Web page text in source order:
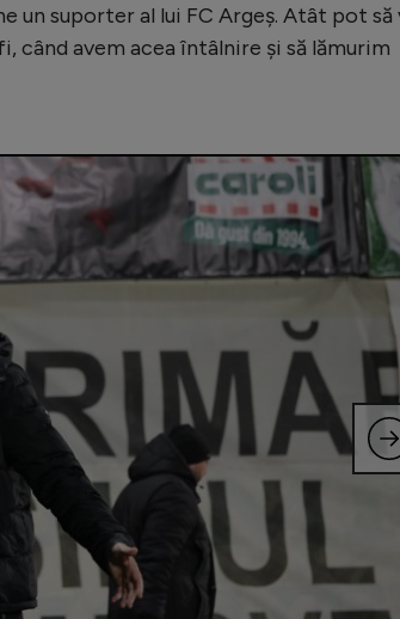
un suporter al lui FC Argeș. Atât pot să
când avem acea întâlnire și să lămurim